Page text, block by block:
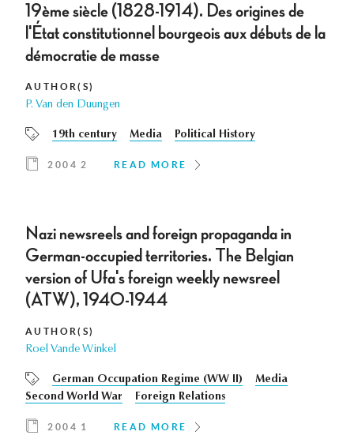
19ème siècle (1828-1914). Des origines de
l'État constitutionnel bourgeois aux débuts de la
démocratie de masse
AUTHOR(S)
P. Van den Duungen
19th century Media Political History
2004 2 READ MORE
Nazi newsreels and foreign propaganda in
German-occupied territories. The Belgian
version of Ufa's foreign weekly newsreel
(ATW), 1940-1944
AUTHOR(S)
Roel Vande Winkel
German Occupation Regime (WW II)
Media
Second World War
Foreign Relations
2004 1 READ MORE